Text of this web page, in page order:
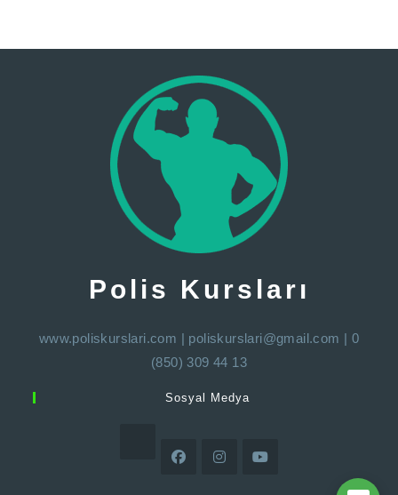
Polis Kursları
www.poliskurslari.com | poliskurslari@gmail.com | 0
(850) 309 44 13
Sosyal Medya